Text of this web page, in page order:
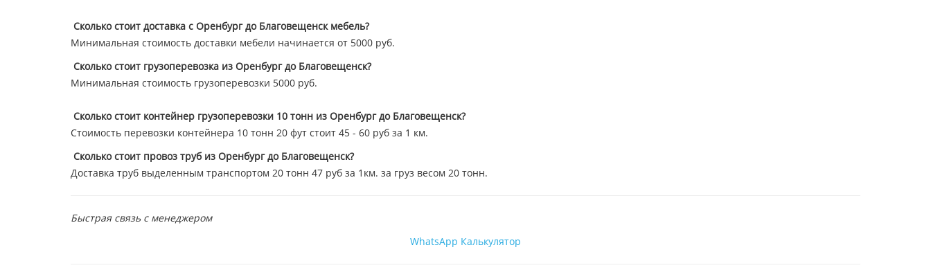
Сколько стоит доставка с Оренбург до Благовещенск мебель?
Минимальная стоимость доставки мебели начинается от 5000 руб.
Сколько стоит грузоперевозка из Оренбург до Благовещенск?
Минимальная стоимость грузоперевозки 5000 руб.
Сколько стоит контейнер грузоперевозки 10 тонн из Оренбург до Благовещенск?
Стоимость перевозки контейнера 10 тонн 20 фут стоит 45 - 60 руб за 1 км.
Сколько стоит провоз труб из Оренбург до Благовещенск?
Доставка труб выделенным транспортом 20 тонн 47 руб за 1км. за груз весом 20 тонн.
Быстрая связь с менеджером
WhatsApp Калькулятор